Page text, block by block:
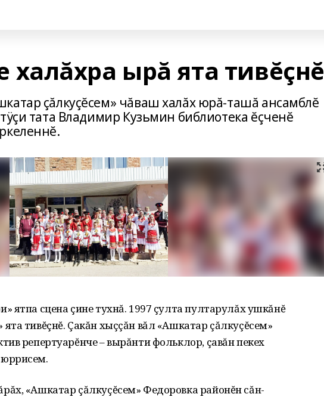
халăхра ырă ята тивĕçнĕ
çăлкуçĕсем» чăваш халăх юрă-ташă ансамблĕ
тата Владимир Кузьмин библиотека ĕçченĕ
ятпа сцена çине тухнă. 1997 çулта пултарулăх ушкăнĕ
тивĕçнĕ. Çакăн хыççăн вăл «Ашкатар çăлкуçĕсем»
репертуарĕнче – вырăнти фольклор, çавăн пекех
«Ашкатар çăлкуçĕсем» Федоровка районĕн сăн-